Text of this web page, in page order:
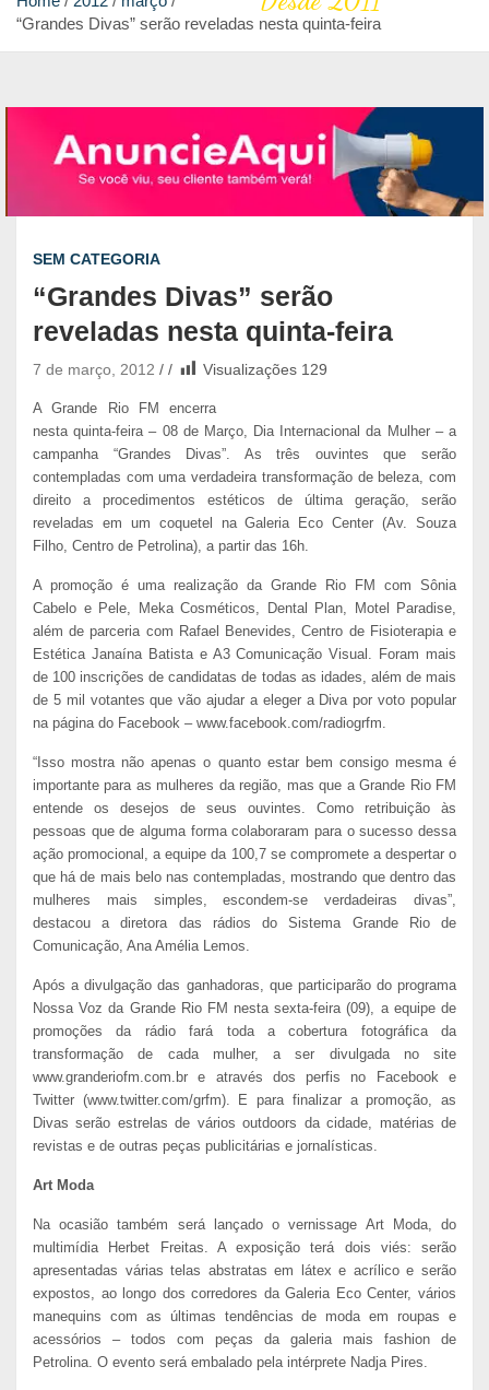
“Grandes Divas” serão reveladas nesta quinta-feira
SEM CATEGORIA
“Grandes Divas” serão
reveladas nesta quinta-feira
7 de março, 2012 Visualizações 129
A Grande Rio FM encerra
nesta quinta-feira – 08 de Março, Dia Internacional da Mulher – a
campanha “Grandes Divas”. As três ouvintes que serão
contempladas com uma verdadeira transformação de beleza, com
direito a procedimentos estéticos de última geração, serão
reveladas em um coquetel na Galeria Eco Center (Av. Souza
Filho, Centro de Petrolina), a partir das 16h.
A promoção é uma realização da Grande Rio FM com Sônia
Cabelo e Pele, Meka Cosméticos, Dental Plan, Motel Paradise,
além de parceria com Rafael Benevides, Centro de Fisioterapia e
Estética Janaína Batista e A3 Comunicação Visual. Foram mais
de 100 inscrições de candidatas de todas as idades, além de mais
de 5 mil votantes que vão ajudar a eleger a Diva por voto popular
na página do Facebook – www.facebook.com/radiogrfm.
“Isso mostra não apenas o quanto estar bem consigo mesma é
importante para as mulheres da região, mas que a Grande Rio FM
entende os desejos de seus ouvintes. Como retribuição às
pessoas que de alguma forma colaboraram para o sucesso dessa
ação promocional, a equipe da 100,7 se compromete a despertar o
que há de mais belo nas contempladas, mostrando que dentro das
mulheres mais simples, escondem-se verdadeiras divas”,
destacou a diretora das rádios do Sistema Grande Rio de
Comunicação, Ana Amélia Lemos.
Após a divulgação das ganhadoras, que participarão do programa
Nossa Voz da Grande Rio FM nesta sexta-feira (09), a equipe de
promoções da rádio fará toda a cobertura fotográfica da
transformação de cada mulher, a ser divulgada no site
www.granderiofm.com.br e através dos perfis no Facebook e
Twitter (www.twitter.com/grfm). E para finalizar a promoção, as
Divas serão estrelas de vários outdoors da cidade, matérias de
revistas e de outras peças publicitárias e jornalísticas.
Art Moda
Na ocasião também será lançado o vernissage Art Moda, do
multimídia Herbet Freitas. A exposição terá dois viés: serão
apresentadas várias telas abstratas em látex e acrílico e serão
expostos, ao longo dos corredores da Galeria Eco Center, vários
manequins com as últimas tendências de moda em roupas e
acessórios – todos com peças da galeria mais fashion de
Petrolina. O evento será embalado pela intérprete Nadja Pires.